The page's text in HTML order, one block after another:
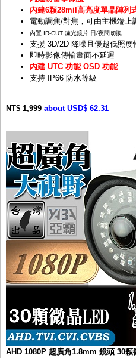
內建6顆28mil高亮度單晶陣列
電動調焦/對焦，可由主機端上
內置 IR-CUT 濾光鏡片 日/夜間切換
支援 3D/2D 降噪且優越低照度
即時影像傳輸畫面不延遲
內建 UTC 功能 OSD 功能
支持 IP66 防水等級
NT$ 1,999 about USD$ 62.31
AHD 1080P 超廣角1.8mm 鏡頭 30